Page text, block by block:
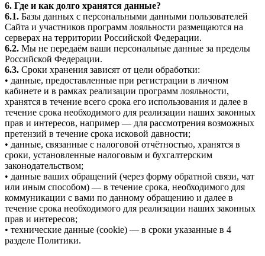
6. Где и как долго хранятся данные?
6.1. Базы данных с персональными данными пользователей
Сайта и участников программ лояльности размещаются на
серверах на территории Российской Федерации.
6.2. Мы не передаём ваши персональные данные за пределы
Российской Федерации.
6.3. Сроки хранения зависят от цели обработки:
• данные, предоставленные при регистрации в личном
кабинете и в рамках реализации программ лояльности,
хранятся в течение всего срока его использования и далее в
течение срока необходимого для реализации наших законных
прав и интересов, например — для рассмотрения возможных
претензий в течение срока исковой давности;
• данные, связанные с налоговой отчётностью, хранятся в
сроки, установленные налоговым и бухгалтерским
законодательством;
• данные ваших обращений (через форму обратной связи, чат
или иным способом) — в течение срока, необходимого для
коммуникации с вами по данному обращению и далее в
течение срока необходимого для реализации наших законных
прав и интересов;
• технические данные (cookie) — в сроки указанные в 4
разделе Политики.